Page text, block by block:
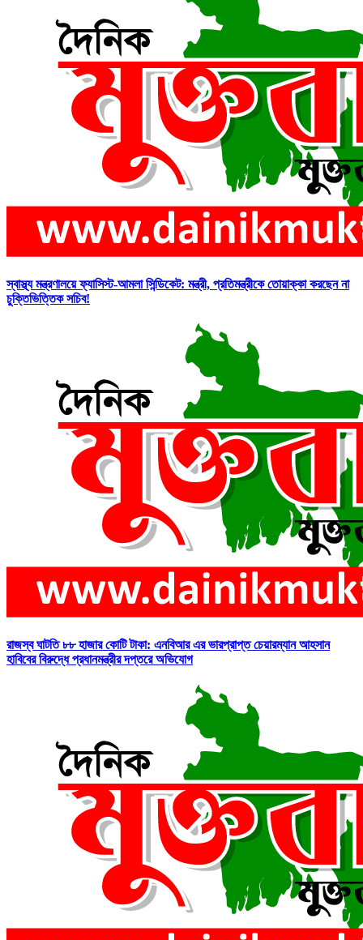
স্বাস্থ্য মন্ত্রণালয়ে ফ্যাসিস্ট-আমলা সিন্ডিকেট: মন্ত্রী, প্রতিমন্ত্রীকে তোয়াক্কা করছেন না
চুক্তিভিত্তিক সচিব!
রাজস্ব ঘাটতি ৮৮ হাজার কোটি টাকা: এনবিআর এর ভারপ্রাপ্ত চেয়ারম্যান আহসান
হাবিবের বিরুদ্ধে প্রধানমন্ত্রীর দপ্তরে অভিযোগ